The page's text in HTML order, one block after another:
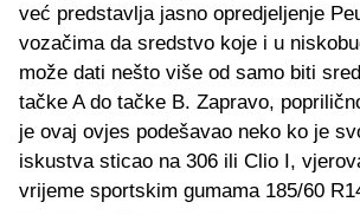
već predstavlja jasno opredjeljenje
vozačima da sredstvo koje i u
može dati nešto više od samo biti
tačke A do tačke B. Zapravo,
je ovaj ovjes podešavao neko ko je
iskustva sticao na 306 ili Clio I,
vrijeme sportskim gumama 185/60